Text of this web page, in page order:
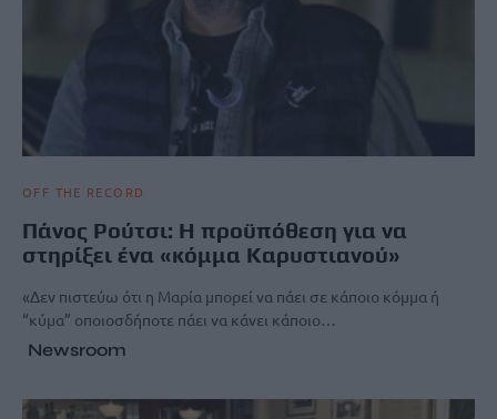
OFF THE RECORD
Πάνος Ρούτσι: Η προϋπόθεση για να
στηρίξει ένα «κόμμα Καρυστιανού»
«Δεν πιστεύω ότι η Μαρία μπορεί να πάει σε κάποιο κόμμα ή
“κύμα” οποιοσδήποτε πάει να κάνει κάποιο…
Newsroom